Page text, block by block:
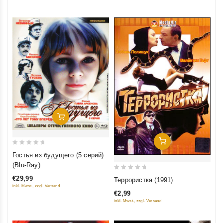
Добавить В Корзину
5
Гостья из будущего (5 серий)
(Blu-Ray)
€29,99
inkl. Mwst., zzgl. Versand
Добавить В Корзину
out
of
Террористка (1991)
€2,99
inkl. Mwst., zzgl. Versand